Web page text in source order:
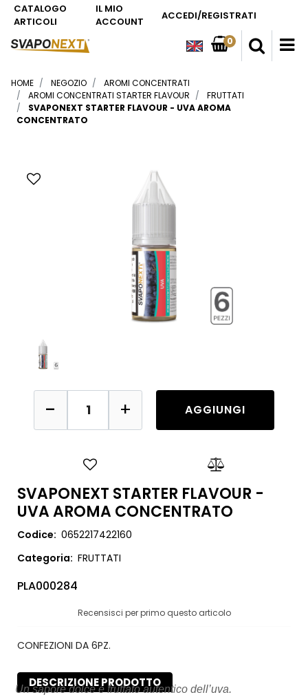
CATALOGO
ARTICOLI
IL MIO
ACCOUNT
ACCEDI/REGISTRATI
0
HOME NEGOZIO
AROMI CONCENTRATI
AROMI CONCENTRATI STARTER FLAVOUR
FRUTTATI
SVAPONEXT STARTER FLAVOUR - UVA AROMA
CONCENTRATO
Quantità
AGGIUNGI
SVAPONEXT STARTER FLAVOUR -
UVA AROMA CONCENTRATO
Codice: 0652217422160
Categoria: FRUTTATI
PLA000284
Recensisci per primo questo articolo
CONFEZIONI DA 6PZ.
DESCRIZIONE PRODOTTO
Un sapore dolce e fruttato autentico dell’uva.